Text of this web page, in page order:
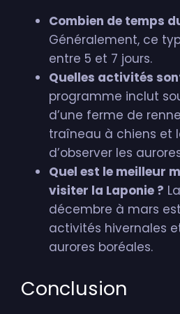
Combien de temps
Généralement, ce
entre 5 et 7 jours.
Quelles activités
programme inclut
d’une ferme de
traîneau à chiens et
d’observer les
Quel est le meilleur
visiter la Laponie ?
décembre à mars
activités hivernales
aurores boréales.
Conclusion